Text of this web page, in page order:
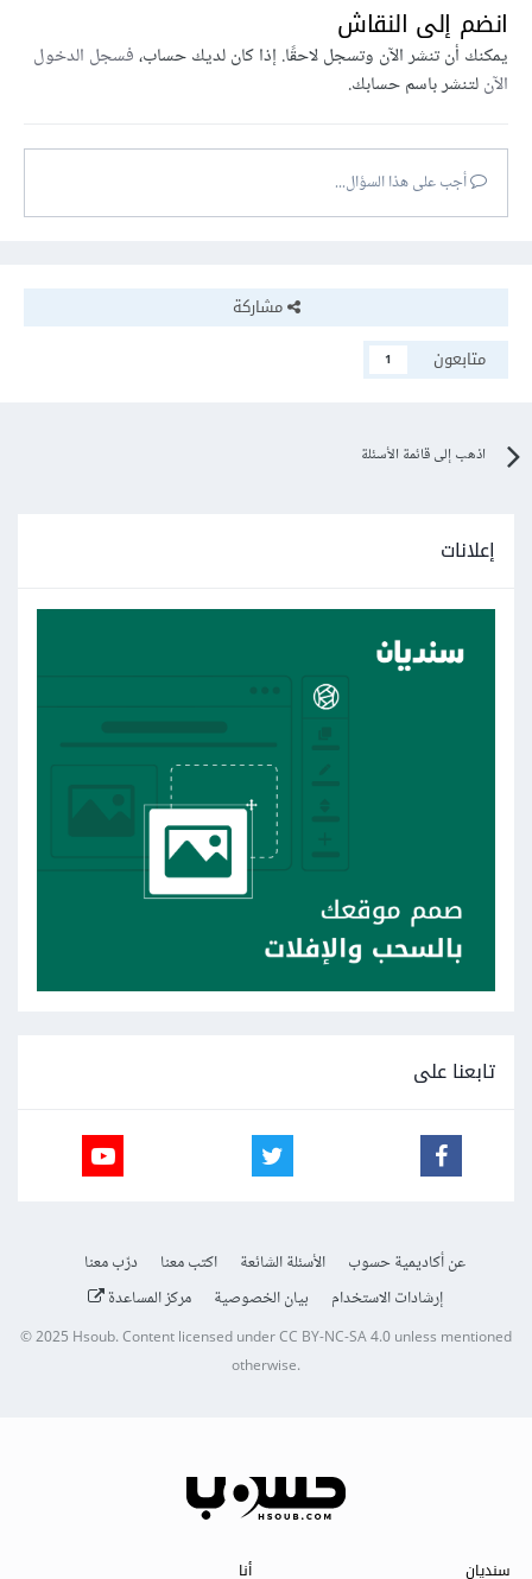
انضم إلى النقاش
يمكنك أن تنشر الآن وتسجل لاحقًا. إذا كان لديك حساب،فسجل الدخول
الآنلتنشر باسم حسابك.
أجب على هذا السؤال...
مشاركة
متابعون
1
اذهب إلى قائمة الأسئلة
إعلانات
تابعنا على
عن أكاديمية حسوب الأسئلة الشائعة اكتب معنا
درّب معنا
إرشادات الاستخدام
بيان الخصوصية مركز المساعدة
© 2025Hsoub.Content licensed underCC BY-NC-SA 4.0unless mentioned
otherwise.